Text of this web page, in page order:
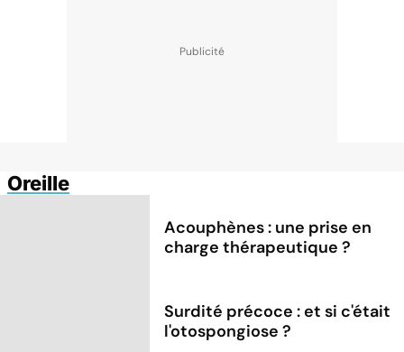
Oreille
Acouphènes : une prise en
charge thérapeutique ?
Surdité précoce : et si c'était
l'otospongiose ?